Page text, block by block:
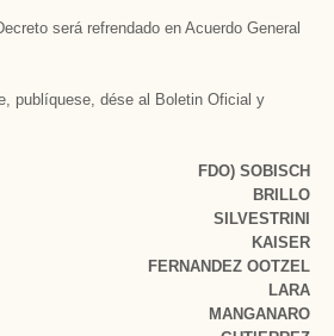
será refrendado en Acuerdo General
publíquese, dése al Boletin Oficial y
FDO) SOBISCH
BRILLO
SILVESTRINI
KAISER
FERNANDEZ OOTZEL
LARA
MANGANARO